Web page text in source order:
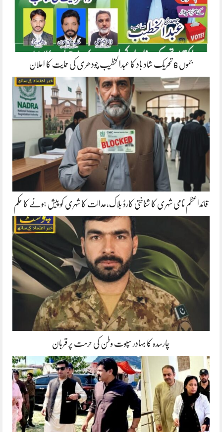
جموں 6 تحریک شاد باد کا عبدالخطیب چودھری کی حمایت کا اعلان
قائداعظم نامی شہری کا شناختی کارڈ بلاک،عدالت کا شہری کو پیش ہونے کا حکم
چارسدہ کا بہادر سپوت وطن کی حرمت پر قربان